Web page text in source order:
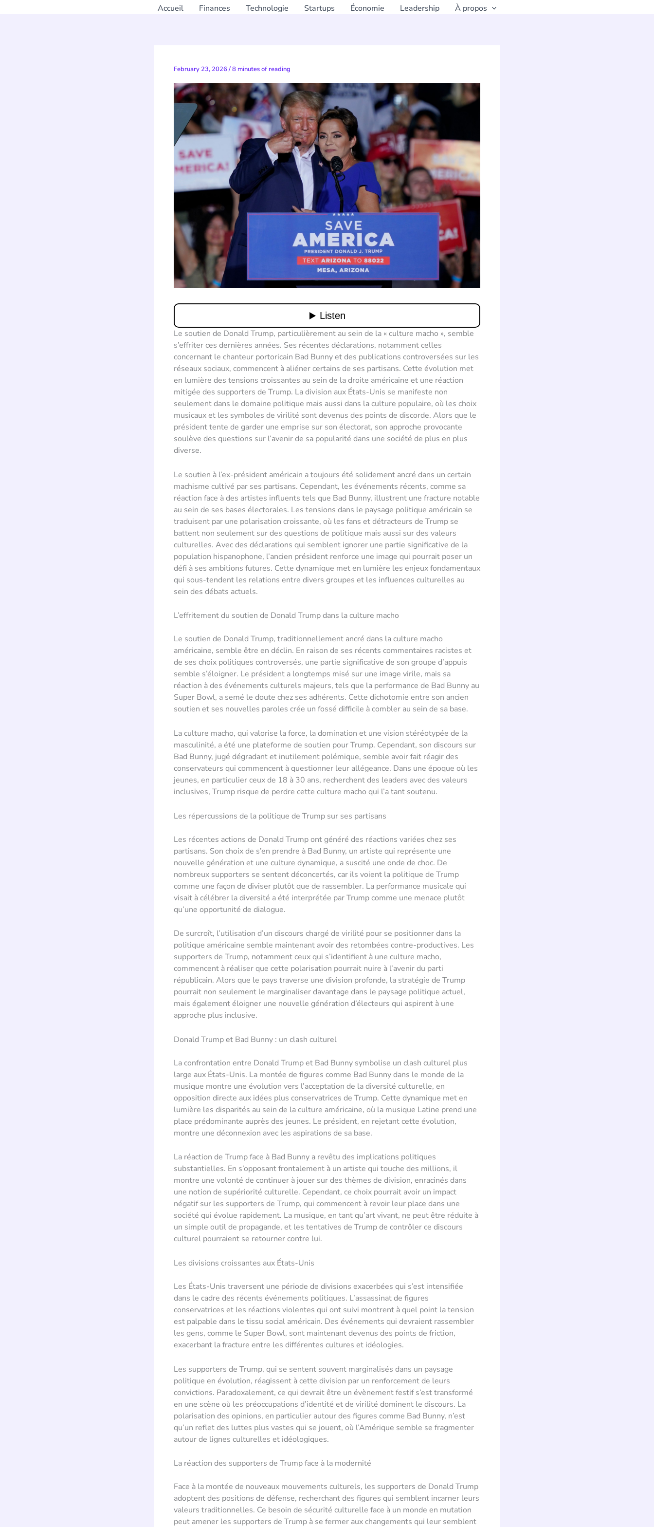
Accueil Finances Technologie Startups Économie Leadership À propos
February 23, 2026/8 minutes of reading
Le soutien de Donald Trump, particulièrement au sein de la « culture macho », semble
s’effriter ces dernières années. Ses récentes déclarations, notamment celles
concernant le chanteur portoricain Bad Bunny et des publications controversées sur les
réseaux sociaux, commencent à aliéner certains de ses partisans. Cette évolution met
en lumière des tensions croissantes au sein de la droite américaine et une réaction
mitigée des supporters de Trump. La division aux États-Unis se manifeste non
seulement dans le domaine politique mais aussi dans la culture populaire, où les choix
musicaux et les symboles de virilité sont devenus des points de discorde. Alors que le
président tente de garder une emprise sur son électorat, son approche provocante
soulève des questions sur l’avenir de sa popularité dans une société de plus en plus
diverse.
Le soutien à l’ex-président américain a toujours été solidement ancré dans un certain
machisme cultivé par ses partisans. Cependant, les événements récents, comme sa
réaction face à des artistes influents tels que Bad Bunny, illustrent une fracture notable
au sein de ses bases électorales. Les tensions dans le paysage politique américain se
traduisent par une polarisation croissante, où les fans et détracteurs de Trump se
battent non seulement sur des questions de politique mais aussi sur des valeurs
culturelles. Avec des déclarations qui semblent ignorer une partie significative de la
population hispanophone, l’ancien président renforce une image qui pourrait poser un
défi à ses ambitions futures. Cette dynamique met en lumière les enjeux fondamentaux
qui sous-tendent les relations entre divers groupes et les influences culturelles au
sein des débats actuels.
L’effritement du soutien de Donald Trump dans la culture macho
Le soutien de Donald Trump, traditionnellement ancré dans la culture macho
américaine, semble être en déclin. En raison de ses récents commentaires racistes et
de ses choix politiques controversés, une partie significative de son groupe d’appuis
semble s’éloigner. Le président a longtemps misé sur une image virile, mais sa
réaction à des événements culturels majeurs, tels que la performance de Bad Bunny au
Super Bowl, a semé le doute chez ses adhérents. Cette dichotomie entre son ancien
soutien et ses nouvelles paroles crée un fossé difficile à combler au sein de sa base.
La culture macho, qui valorise la force, la domination et une vision stéréotypée de la
masculinité, a été une plateforme de soutien pour Trump. Cependant, son discours sur
Bad Bunny, jugé dégradant et inutilement polémique, semble avoir fait réagir des
conservateurs qui commencent à questionner leur allégeance. Dans une époque où les
jeunes, en particulier ceux de 18 à 30 ans, recherchent des leaders avec des valeurs
inclusives, Trump risque de perdre cette culture macho qui l’a tant soutenu.
Les répercussions de la politique de Trump sur ses partisans
Les récentes actions de Donald Trump ont généré des réactions variées chez ses
partisans. Son choix de s’en prendre à Bad Bunny, un artiste qui représente une
nouvelle génération et une culture dynamique, a suscité une onde de choc. De
nombreux supporters se sentent déconcertés, car ils voient la politique de Trump
comme une façon de diviser plutôt que de rassembler. La performance musicale qui
visait à célébrer la diversité a été interprétée par Trump comme une menace plutôt
qu’une opportunité de dialogue.
De surcroît, l’utilisation d’un discours chargé de virilité pour se positionner dans la
politique américaine semble maintenant avoir des retombées contre-productives. Les
supporters de Trump, notamment ceux qui s’identifient à une culture macho,
commencent à réaliser que cette polarisation pourrait nuire à l’avenir du parti
républicain. Alors que le pays traverse une division profonde, la stratégie de Trump
pourrait non seulement le marginaliser davantage dans le paysage politique actuel,
mais également éloigner une nouvelle génération d’électeurs qui aspirent à une
approche plus inclusive.
Donald Trump et Bad Bunny : un clash culturel
La confrontation entre Donald Trump et Bad Bunny symbolise un clash culturel plus
large aux États-Unis. La montée de figures comme Bad Bunny dans le monde de la
musique montre une évolution vers l’acceptation de la diversité culturelle, en
opposition directe aux idées plus conservatrices de Trump. Cette dynamique met en
lumière les disparités au sein de la culture américaine, où la musique Latine prend une
place prédominante auprès des jeunes. Le président, en rejetant cette évolution,
montre une déconnexion avec les aspirations de sa base.
La réaction de Trump face à Bad Bunny a revêtu des implications politiques
substantielles. En s’opposant frontalement à un artiste qui touche des millions, il
montre une volonté de continuer à jouer sur des thèmes de division, enracinés dans
une notion de supériorité culturelle. Cependant, ce choix pourrait avoir un impact
négatif sur les supporters de Trump, qui commencent à revoir leur place dans une
société qui évolue rapidement. La musique, en tant qu’art vivant, ne peut être réduite à
un simple outil de propagande, et les tentatives de Trump de contrôler ce discours
culturel pourraient se retourner contre lui.
Les divisions croissantes aux États-Unis
Les États-Unis traversent une période de divisions exacerbées qui s’est intensifiée
dans le cadre des récents événements politiques. L’assassinat de figures
conservatrices et les réactions violentes qui ont suivi montrent à quel point la tension
est palpable dans le tissu social américain. Des événements qui devraient rassembler
les gens, comme le Super Bowl, sont maintenant devenus des points de friction,
exacerbant la fracture entre les différentes cultures et idéologies.
Les supporters de Trump, qui se sentent souvent marginalisés dans un paysage
politique en évolution, réagissent à cette division par un renforcement de leurs
convictions. Paradoxalement, ce qui devrait être un évènement festif s’est transformé
en une scène où les préoccupations d’identité et de virilité dominent le discours. La
polarisation des opinions, en particulier autour des figures comme Bad Bunny, n’est
qu’un reflet des luttes plus vastes qui se jouent, où l’Amérique semble se fragmenter
autour de lignes culturelles et idéologiques.
La réaction des supporters de Trump face à la modernité
Face à la montée de nouveaux mouvements culturels, les supporters de Donald Trump
adoptent des positions de défense, recherchant des figures qui semblent incarner leurs
valeurs traditionnelles. Ce besoin de sécurité culturelle face à un monde en mutation
peut amener les supporters de Trump à se fermer aux changements qui leur semblent